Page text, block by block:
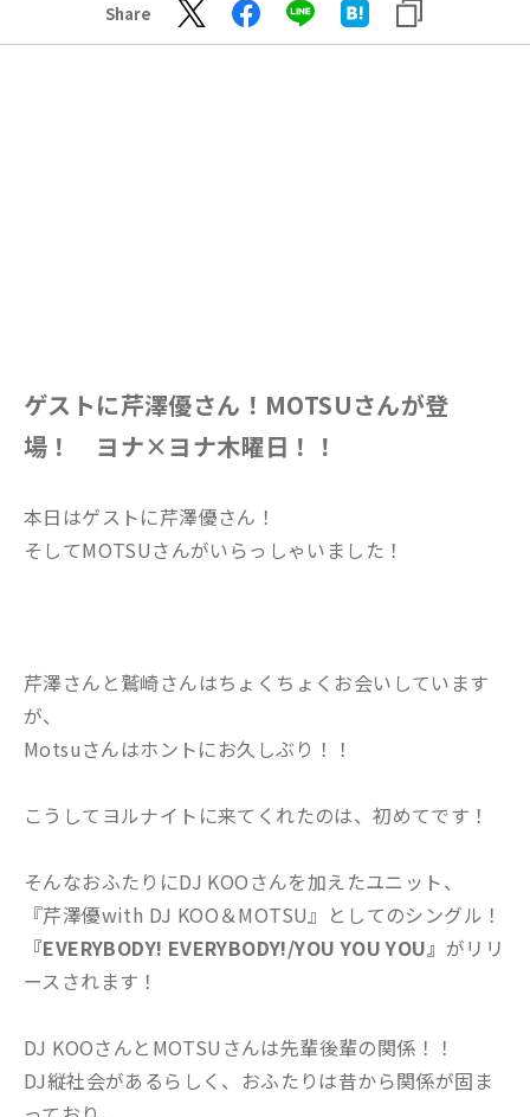
Share
ゲストに芹澤優さん！MOTSUさんが登
場！ ヨナ×ヨナ木曜日！！
本日はゲストに芹澤優さん！
そしてMOTSUさんがいらっしゃいました！
芹澤さんと鷲崎さんはちょくちょくお会いしています
が、
Motsuさんはホントにお久しぶり！！
こうしてヨルナイトに来てくれたのは、初めてです！
そんなおふたりにDJ KOOさんを加えたユニット、
『芹澤優with DJ KOO＆MOTSU』としてのシングル！
『EVERYBODY! EVERYBODY!/YOU YOU YOU』 がリリ
ースされます！
DJ KOOさんとMOTSUさんは先輩後輩の関係！！
DJ縦社会があるらしく、おふたりは昔から関係が固ま